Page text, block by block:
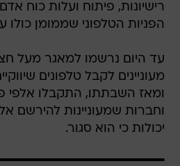
רישיונות, פיתוח ועלות כוח
הפניות הטלפוני שממומן
עד היום נרשמו למאגר מעל
ומאז השבתתו, התקבלו אלפי
וחברות שמעוניינות להירשם
יכולות כי הוא סגור.